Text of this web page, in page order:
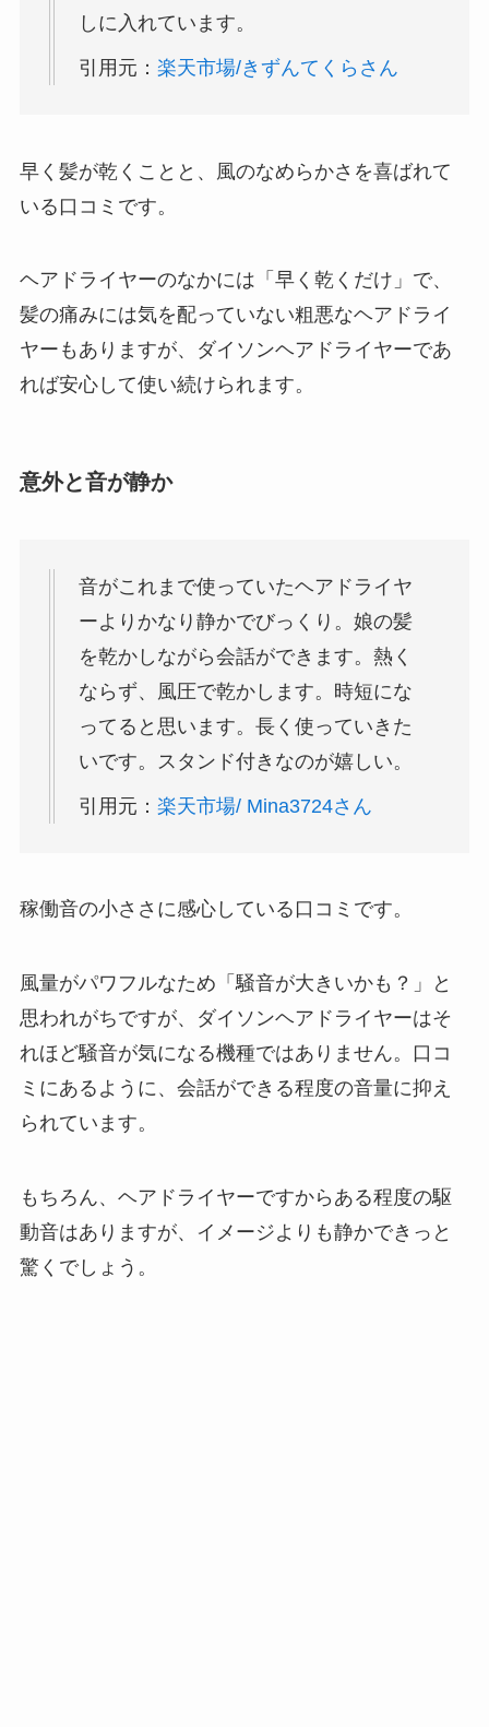
しに入れています。
引用元： 楽天市場/きずんてくらさん
早く髪が乾くことと、風のなめらかさを喜ばれて
いる口コミです。
ヘアドライヤーのなかには「早く乾くだけ」で、
髪の痛みには気を配っていない粗悪なヘアドライ
ヤーもありますが、ダイソンヘアドライヤーであ
れば安心して使い続けられます。
意外と音が静か
音がこれまで使っていたヘアドライヤ
ーよりかなり静かでびっくり。娘の髪
を乾かしながら会話ができます。熱く
ならず、風圧で乾かします。時短にな
ってると思います。長く使っていきた
いです。スタンド付きなのが嬉しい。
引用元： 楽天市場/ Mina3724さん
稼働音の小ささに感心している口コミです。
風量がパワフルなため「騒音が大きいかも？」と
思われがちですが、ダイソンヘアドライヤーはそ
れほど騒音が気になる機種ではありません。口コ
ミにあるように、会話ができる程度の音量に抑え
られています。
もちろん、ヘアドライヤーですからある程度の駆
動音はありますが、
イメージよりも静かできっと
驚くでしょう。